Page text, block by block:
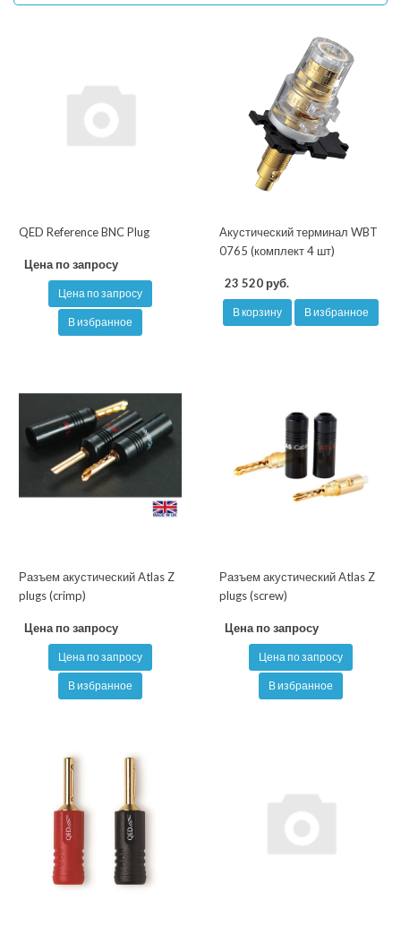
QED Reference BNC Plug
Цена по запросу
Цена по запросу
В избранное
Акустический терминал WBT
0765 (комплект 4 шт)
23 520 руб.
В корзину В избранное
Разъем акустический Atlas Z
plugs (crimp)
Цена по запросу
Цена по запросу
В избранное
Разъем акустический Atlas Z
plugs (screw)
Цена по запросу
Цена по запросу
В избранное